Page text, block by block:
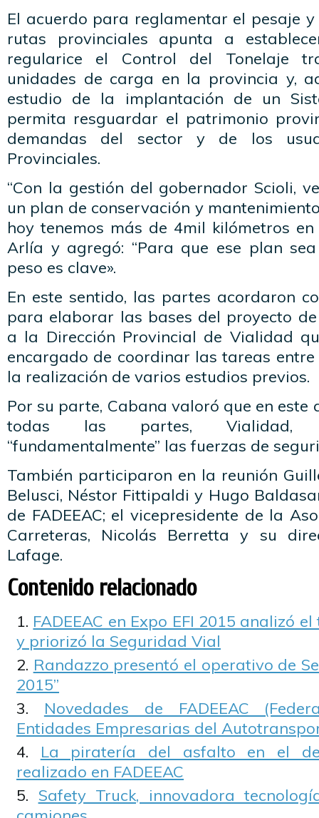
El acuerdo para reglamentar el pesaje
rutas provinciales apunta a
regularice el Control del Tonelaje
unidades de carga en la provincia y,
estudio de la implantación de un
permita resguardar el patrimonio
demandas del sector y de los
Provinciales.
“Con la gestión del gobernador Scioli,
un plan de conservación y
hoy tenemos más de 4mil kilómetros en
Arlía y agregó: “Para que ese plan
peso es clave».
En este sentido, las partes acordaron
para elaborar las bases del proyecto
a la Dirección Provincial de Vialidad
encargado de coordinar las tareas
la realización de varios estudios previos.
Por su parte, Cabana valoró que en este
todas las partes, Vialidad,
“fundamentalmente” las fuerzas de
También participaron en la reunión
Belusci, Néstor Fittipaldi y Hugo
de FADEEAC; el vicepresidente de la
Carreteras, Nicolás Berretta y su
Lafage.
Contenido relacionado
FADEEAC en Expo EFI 2015 analizó
y priorizó la Seguridad Vial
Randazzo presentó el operativo de
2015”
Novedades de FADEEAC
Entidades Empresarias del
La piratería del asfalto en el
realizado en FADEEAC
Safety Truck, innovadora